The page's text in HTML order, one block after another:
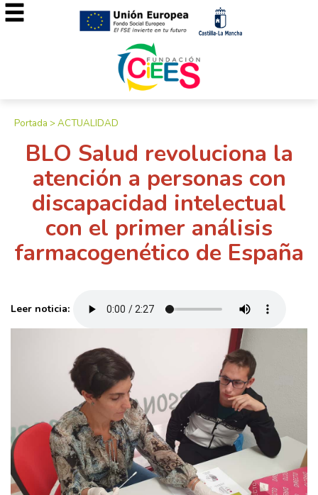
Portada >ACTUALIDAD
BLO Salud revoluciona la
atención a personas con
discapacidad intelectual
con el primer análisis
farmacogenético de España
Leer noticia: